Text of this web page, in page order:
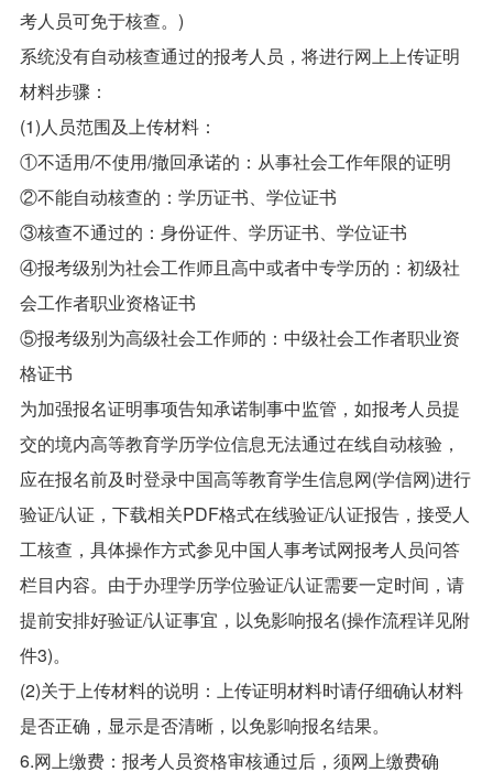
考人员可免于核查。)
系统没有自动核查通过的报考人员，将进行网上上传证明
材料步骤：
(1)人员范围及上传材料：
①不适用/不使用/撤回承诺的：从事社会工作年限的证明
②不能自动核查的：学历证书、学位证书
③核查不通过的：身份证件、学历证书、学位证书
④报考级别为社会工作师且高中或者中专学历的：初级社
会工作者职业资格证书
⑤报考级别为高级社会工作师的：中级社会工作者职业资
格证书
为加强报名证明事项告知承诺制事中监管，如报考人员提
交的境内高等教育学历学位信息无法通过在线自动核验，
应在报名前及时登录中国高等教育学生信息网(学信网)进行
验证/认证，下载相关PDF格式在线验证/认证报告，接受人
工核查，具体操作方式参见中国人事考试网报考人员问答
栏目内容。由于办理学历学位验证/认证需要一定时间，请
提前安排好验证/认证事宜，以免影响报名(操作流程详见附
件3)。
(2)关于上传材料的说明：上传证明材料时请仔细确认材料
是否正确，显示是否清晰，以免影响报名结果。
6.网上缴费：报考人员资格审核通过后，须网上缴费确